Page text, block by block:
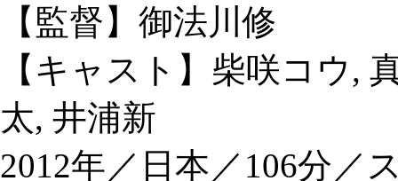
【監督】御法川修
【キャスト】柴咲コウ,
太, 井浦新
2012年／日本／106分／